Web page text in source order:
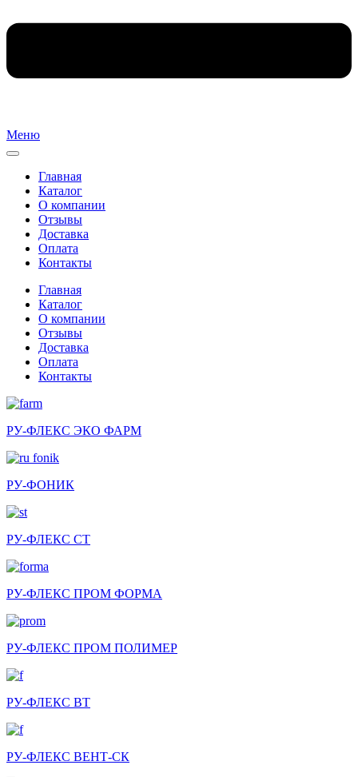
Меню
Главная
Каталог
О компании
Отзывы
Доставка
Оплата
Контакты
Главная
Каталог
О компании
Отзывы
Доставка
Оплата
Контакты
РУ-ФЛЕКС ЭКО ФАРМ
РУ-ФОНИК
РУ-ФЛЕКС СТ
РУ-ФЛЕКС ПРОМ ФОРМА
РУ-ФЛЕКС ПРОМ ПОЛИМЕР
РУ-ФЛЕКС ВТ
РУ-ФЛЕКС ВЕНТ-СК